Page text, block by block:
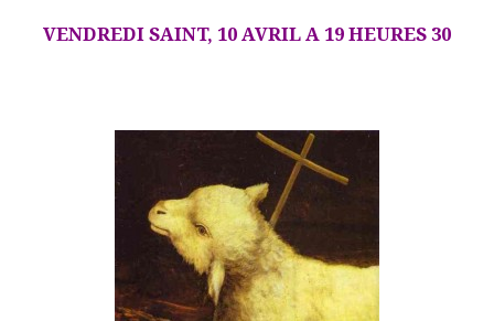
VENDREDI SAINT, 10 AVRIL A 19 HEURES 30